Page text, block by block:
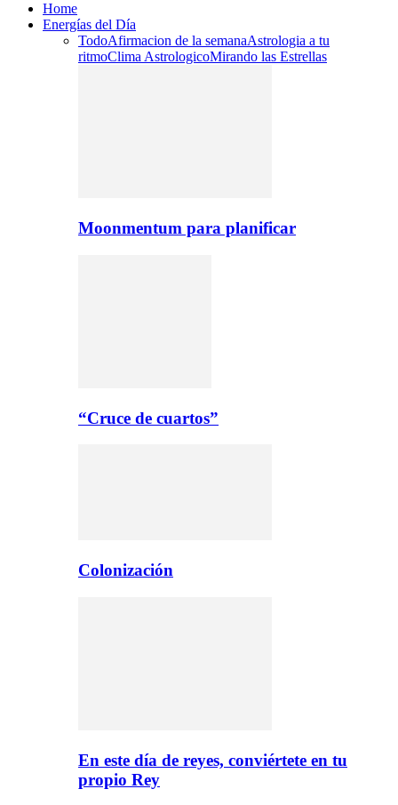
Home
Energías del Día
TodoAfirmacion de la semanaAstrologia a tu
ritmoClima AstrologicoMirando las Estrellas
Moonmentum para planificar
“Cruce de cuartos”
Colonización
En este día de reyes, conviértete en tu
propio Rey